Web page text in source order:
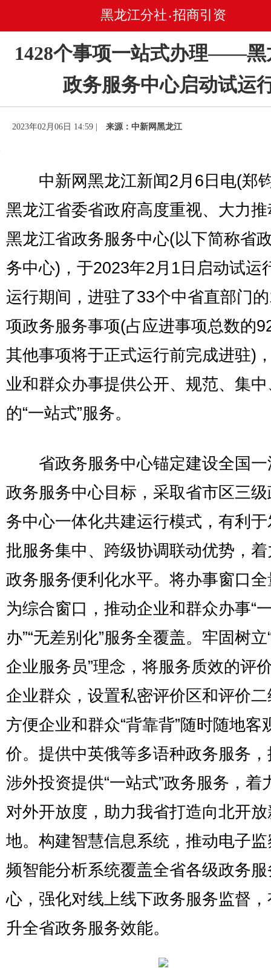
黑龙江分社 • 招商引资
1428个事项一站式办理——黑
政务服务中心启动试运
2023年02月06日 14:59 | 来源：中新网黑龙江
中新网黑龙江新闻2月6日电(郑
黑龙江省委省政府高度重视、大力
黑龙江省政务服务中心(以下简称省
务中心)，于2023年2月1日启动试运
运行期间，进驻了33个中省直部门
项政务服务事项(占应进事项总数的
其他事项将于正式运行前完成进驻)
业和群众办事提供公开、规范、集
的“一站式”服务。
省政务服务中心锚定建设全国一
政务服务中心目标，采取省市区三
务中心一体化共建运行模式，有利
批服务集中、跨级协调联动优势，
政务服务便利化水平。将办事窗口
为综合窗口，推动企业和群众办事“
办”“无差别化”服务全覆盖。牢固树立
企业服务员”理念，将服务质效的评
企业群众，设置私密评价区和评价
方便企业和群众“背靠背”随时随地客
价。提供中英俄等多语种政务服务
涉外投资提供“一站式”政务服务，着
对外开放度，助力我省打造向北开
地。构建智慧信息系统，推动电子
频智能分析系统覆盖全省各级政务
心，强化对线上线下政务服务监督
升全省政务服务效能。